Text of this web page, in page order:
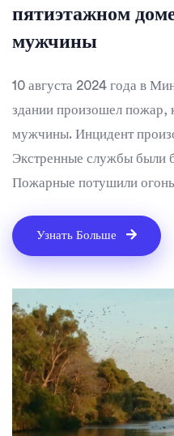
пятиэтажном
мужчины
10 августа 2024 года в
здании произошел пожар,
мужчины. Инцидент
Экстренные службы были
Пожарные потушили
пока расследуется.
другие жертвы не
Узнать Больше